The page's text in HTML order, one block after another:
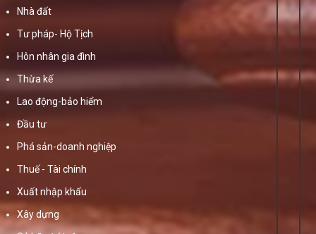
Nhà đất
Tư pháp- Hộ Tịch
Hôn nhân gia đình
Thừa kế
Lao động-bảo hiểm
Đầu tư
Phá sản-doanh nghiệp
Thuế - Tài chính
Xuất nhập khẩu
Xây dựng